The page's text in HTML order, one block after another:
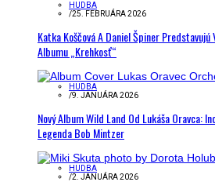
HUDBA
/25. FEBRUÁRA 2026
Katka Koščová A Daniel Špiner Predstavujú
Albumu „Krehkosť“
HUDBA
/9. JANUÁRA 2026
Nový Album Wild Land Od Lukáša Oravca:
Legenda Bob Mintzer
HUDBA
/2. JANUÁRA 2026